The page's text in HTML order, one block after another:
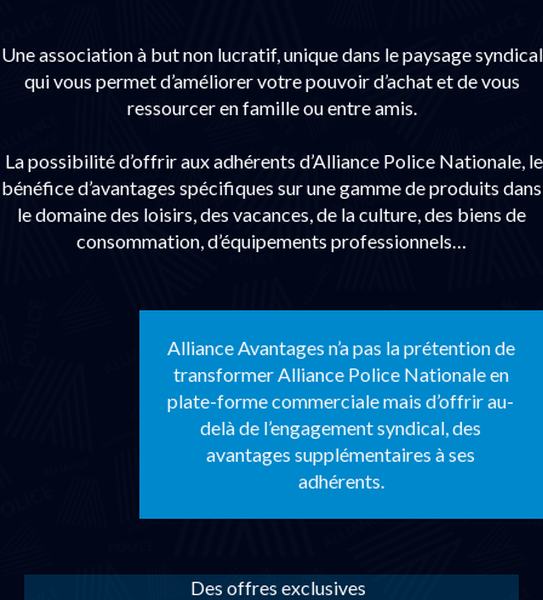
Une association à but non lucratif, unique dans le paysage syndical
qui vous permet d’améliorer votre pouvoir d’achat et de vous
ressourcer en famille ou entre amis.
La possibilité d’offrir aux adhérents d’Alliance Police Nationale, le
bénéfice d’avantages spécifiques sur une gamme de produits dans
le domaine des loisirs, des vacances, de la culture, des biens de
consommation, d’équipements professionnels…
Alliance Avantages n’a pas la prétention de
transformer Alliance Police Nationale en
plate-forme commerciale mais d’offrir au-
delà de l’engagement syndical, des
avantages supplémentaires à ses
adhérents.
Des offres exclusives